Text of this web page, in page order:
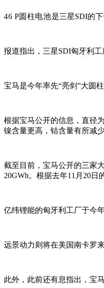
46 P圆柱电池是三星SDI的
报道指出，三星SDI匈牙利
宝马是今年率先“亮剑”大圆
根据宝马公开的信息，直径
镍含量更高，钴含量有所减
截至目前，宝马公开的三家
20GWh。根据去年11月20日
亿纬锂能的匈牙利工厂于今
远景动力则将在美国南卡罗
此外，此前还有息指出，宝